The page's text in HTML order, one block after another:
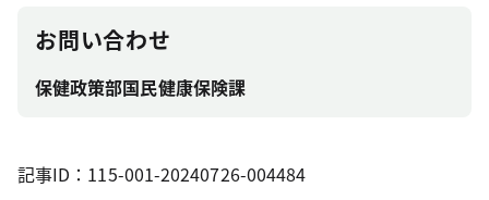
お問い合わせ
保健政策部国民健康保険課
記事ID：115-001-20240726-004484